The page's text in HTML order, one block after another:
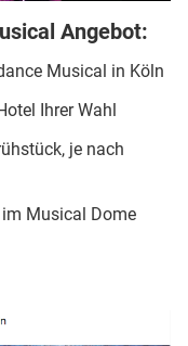
Angebot:
Musical in Köln
Ihrer Wahl
je nach
Musical Dome